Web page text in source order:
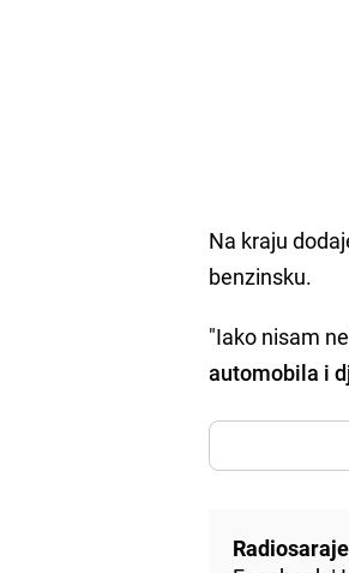
Na kraju
benzinsku.
"Iako nisam
automobila i